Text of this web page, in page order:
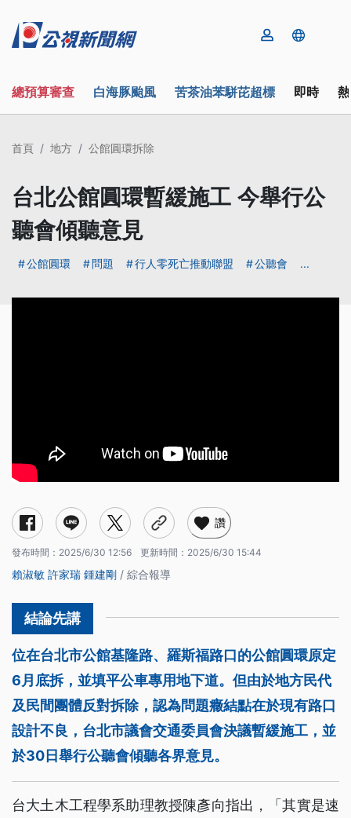
總預算審查 白海豚颱風 苦茶油苯駢芘超標 即時
首頁 地方 公館圓環拆除
台北公館圓環暫緩施工 今舉行公
聽會傾聽意見
公館圓環 問題 行人零死亡推動聯盟 公聽會 ...
讚
發布時間： 2025/6/30 12:56 更新時間： 2025/6/30 15:44
賴淑敏 許家瑞 鍾建剛 / 綜合報導
位在台北市公館基隆路、羅斯福路口的公館圓環原定
6月底拆，並填平公車專用地下道。但由於地方民代
及民間團體反對拆除，認為問題癥結點在於現有路口
設計不良，台北市議會交通委員會決議暫緩施工，並
於30日舉行公聽會傾聽各界意見。
台大土木工程學系助理教授陳彥向指出，「其實是速